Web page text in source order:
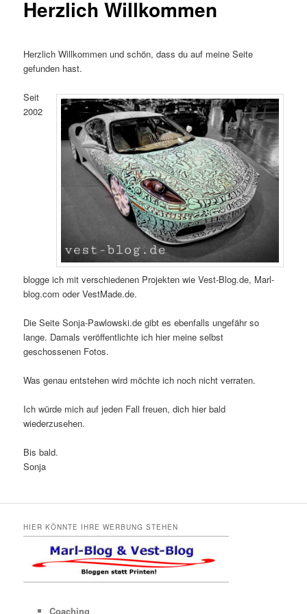
Herzlich Willkommen
Herzlich Willkommen und schön, dass du auf meine Seite
gefunden hast.
Seit
2002
blogge ich mit verschiedenen Projekten wie Vest-Blog.de, Marl-
blog.com oder VestMade.de.
Die Seite Sonja-Pawlowski.de gibt es ebenfalls ungefähr so
lange. Damals veröffentlichte ich hier meine selbst
geschossenen Fotos.
Was genau entstehen wird möchte ich noch nicht verraten.
Ich würde mich auf jeden Fall freuen, dich hier bald
wiederzusehen.
Bis bald.
Sonja
HIER KÖNNTE IHRE WERBUNG STEHEN
Coaching